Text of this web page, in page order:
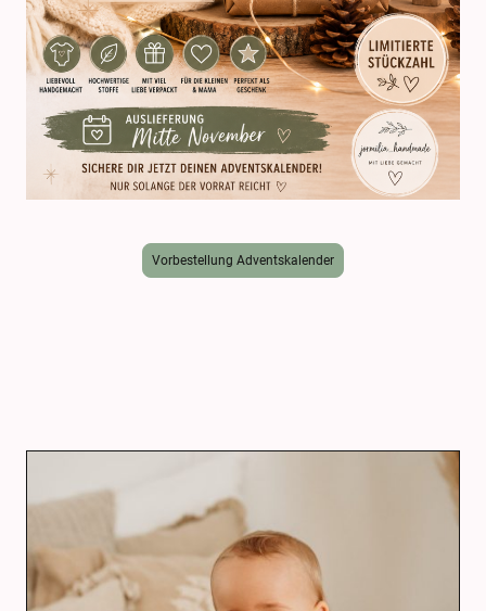
Vorbestellung Adventskalender